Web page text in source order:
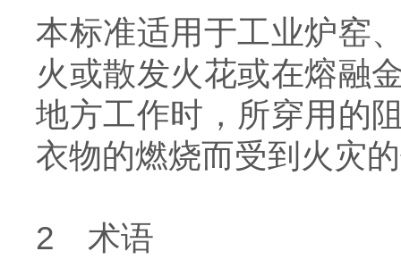
本标准适用于工业炉窑
火或散发火花或在熔融
地方工作时，所穿用的
衣物的燃烧而受到火灾
2 术语